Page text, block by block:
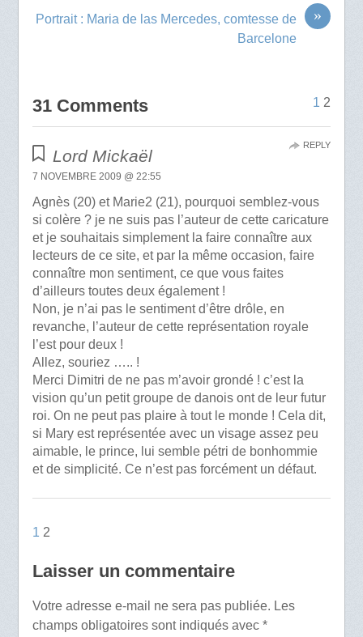
»
Portrait : Maria de las Mercedes, comtesse de
Barcelone
31 Comments 1 2
Lord Mickaël
7 NOVEMBRE 2009 @ 22:55
Agnès (20) et Marie2 (21), pourquoi semblez-vous
si colère ? je ne suis pas l’auteur de cette caricature
et je souhaitais simplement la faire connaître aux
lecteurs de ce site, et par la même occasion, faire
connaître mon sentiment, ce que vous faites
d’ailleurs toutes deux également !
Non, je n’ai pas le sentiment d’être drôle, en
revanche, l’auteur de cette représentation royale
l’est pour deux !
Allez, souriez ….. !
Merci Dimitri de ne pas m’avoir grondé ! c’est la
vision qu’un petit groupe de danois ont de leur futur
roi. On ne peut pas plaire à tout le monde ! Cela dit,
si Mary est représentée avec un visage assez peu
aimable, le prince, lui semble pétri de bonhommie
et de simplicité. Ce n’est pas forcément un défaut.
REPLY
1 2
Laisser un commentaire
Votre adresse e-mail ne sera pas publiée. Les
champs obligatoires sont indiqués avec *